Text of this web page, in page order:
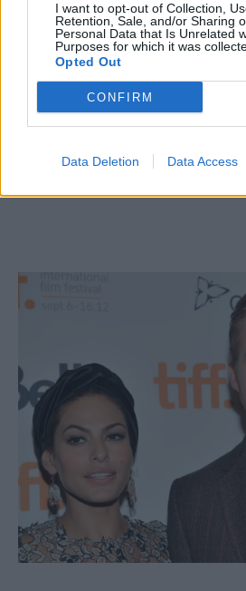
I want to opt-out of Collection,
Retention, Sale, and/or Sharing
Personal Data that Is Unrelated
Purposes for which it was
Opted Out
CONFIRM
Data Deletion Data Access